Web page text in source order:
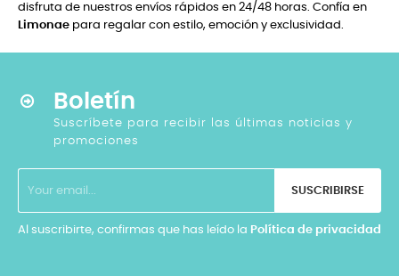
disfruta de nuestros envíos rápidos en 24/48 horas. Confía en
Limonae para regalar con estilo, emoción y exclusividad.
Boletín
Suscríbete para recibir las últimas noticias y
promociones
SUSCRIBIRSE
Al suscribirte, confirmas que has leído la Política de privacidad